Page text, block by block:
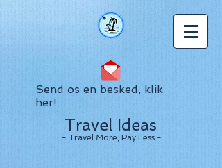
Send os en besked, klik
her!
Travel Ideas
- Travel More, Pay Less -